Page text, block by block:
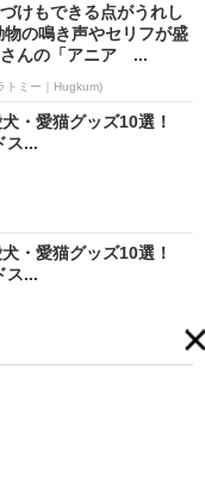
けもできる点がうれし
物の鳴き声やセリフが盛
さんの「アニア ...
トミー｜Hugkum)
・愛猫グッズ10選！
ス...
・愛猫グッズ10選！
ス...